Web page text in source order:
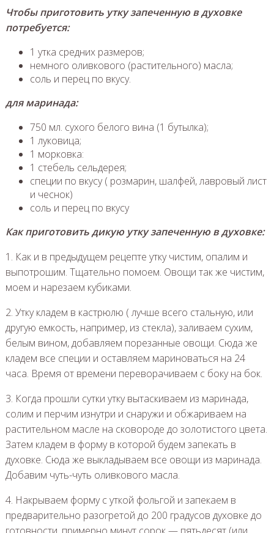
Чтобы приготовить утку запеченную в духовке
потребуется:
1 утка средних размеров;
немного оливкового (растительного) масла;
соль и перец по вкусу.
для маринада:
750 мл. сухого белого вина (1 бутылка);
1 луковица;
1 морковка:
1 стебель сельдерея;
специи по вкусу ( розмарин, шалфей, лавровый лист
и чеснок)
соль и перец по вкусу
Как приготовить дикую утку запеченную в духовке:
1. Как и в предыдущем рецепте утку чистим, опалим и
выпотрошим. Тщательно помоем. Овощи так же чистим,
моем и нарезаем кубиками.
2. Утку кладем в кастрюлю ( лучше всего стальную, или
другую емкость, например, из стекла), заливаем сухим,
белым вином, добавляем порезанные овощи. Сюда же
кладем все специи и оставляем мариноваться на 24
часа. Время от времени переворачиваем с боку на бок.
3. Когда прошли сутки утку вытаскиваем из маринада,
солим и перчим изнутри и снаружи и обжариваем на
растительном масле на сковороде до золотистого цвета.
Затем кладем в форму в которой будем запекать в
духовке. Сюда же выкладываем все овощи из маринада.
Добавим чуть-чуть оливкового масла.
4. Накрываем форму с уткой фольгой и запекаем в
предварительно разогретой до 200 градусов духовке до
готовности, примерно минут сорок — пятьдесят (или